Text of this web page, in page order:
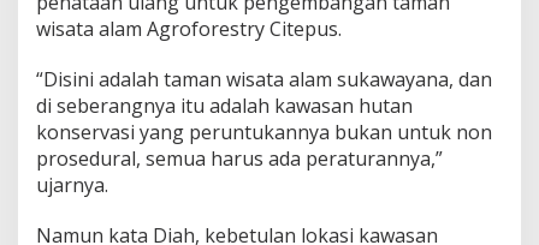
K
a
a
n
T
S
wisata alam Agroforestry Citepus.
“Disini adalah taman wisata alam sukawayana, dan
di seberangnya itu adalah kawasan hutan
konservasi yang peruntukannya bukan untuk non
prosedural, semua harus ada peraturannya,”
ujarnya.
Namun kata Diah, kebetulan lokasi kawasan